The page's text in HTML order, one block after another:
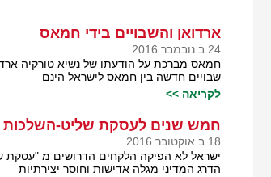
ארדואן והשבויים בידי חמאס
24 ב נובמבר 2016
חמאס מברכת על הודעתו של נשיא טורקיה
שבויים חדשה בין חמאס לישראל הינם
לקריאה >>
חמש שנים לעסקת שליט-השלכות
18 ב אוקטובר 2016
ישראל לא הפיקה הלקחים הדרושים מ "עסקת
הדרג המדיני מגלה אדישות וחוסר יצירתיות